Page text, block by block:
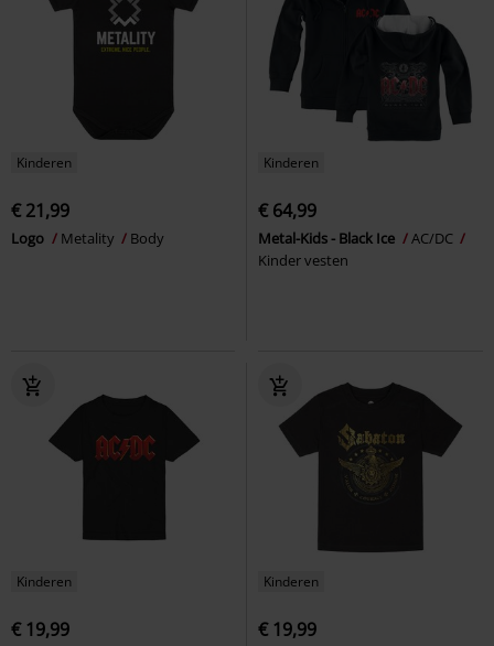
Kinderen
€ 21,99
Logo Metality Body
Kinderen
€ 64,99
Metal-Kids - Black Ice
AC/DC
Kinder vesten
Kinderen
€ 19,99
Kinderen
€ 19,99